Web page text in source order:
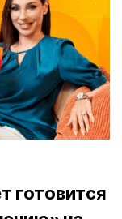
готовится